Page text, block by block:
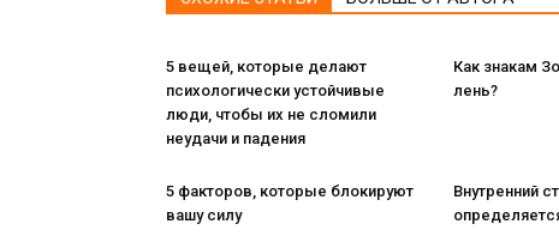
5 вещей, которые делают
психологически устойчивые
люди, чтобы их не сломили
неудачи и падения
Как знакам
лень?
5 факторов, которые блокируют
вашу силу
Внутренний